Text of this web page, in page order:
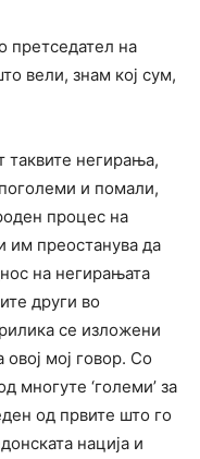
претседател на
вели, знам кој сум,
таквите негирања,
и помали,
процес на
им преостанува да
на негирањата
други во
се изложени
мој говор. Со
многуте ‘големи’ за
од првите што го
нација и